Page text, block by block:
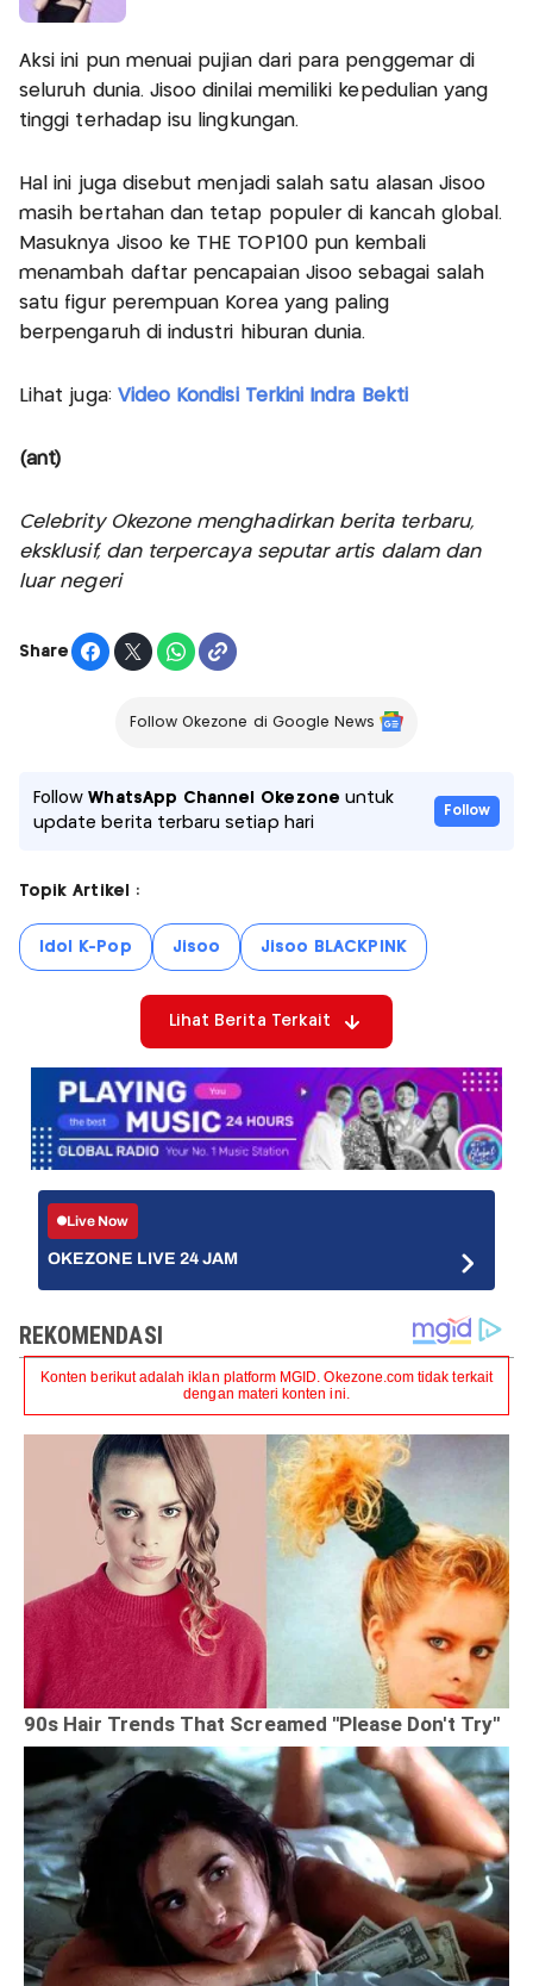
Aksi ini pun menuai pujian dari para penggemar di
seluruh dunia. Jisoo dinilai memiliki kepedulian yang
tinggi terhadap isu lingkungan.
Hal ini juga disebut menjadi salah satu alasan Jisoo
masih bertahan dan tetap populer di kancah global.
Masuknya Jisoo ke THE TOP100 pun kembali
menambah daftar pencapaian Jisoo sebagai salah
satu figur perempuan Korea yang paling
berpengaruh di industri hiburan dunia.
Lihat juga: Video Kondisi Terkini Indra Bekti
(ant)
Celebrity Okezone menghadirkan berita terbaru,
eksklusif, dan terpercaya seputar artis dalam dan
luar negeri
Share
Follow Okezone di Google News
FollowWhatsApp Channel Okezone untuk
update berita terbaru setiap hari
Follow
Topik Artikel :
Idol K-Pop Jisoo Jisoo BLACKPINK
Lihat Berita Terkait
Live Now
OKEZONE LIVE 24 JAM